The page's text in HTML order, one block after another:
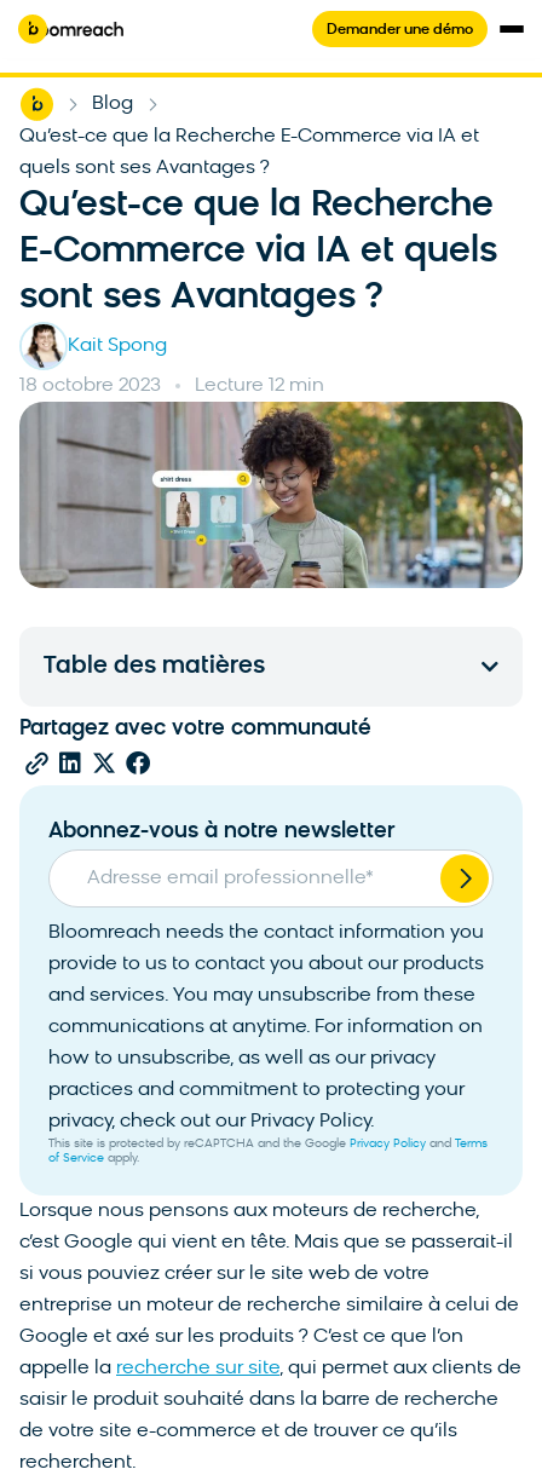
Demander une démo
Home Blog
Qu’est-ce que la Recherche E-Commerce via IA et
quels sont ses Avantages ?
Qu’est-ce que la Recherche
E-Commerce via IA et quels
sont ses Avantages ?
Kait Spong
18 octobre 2023 Lecture 12 min
Lorsque nous pensons aux moteurs de recherche,
c’est Google qui vient en tête. Mais que se passerait-il
si vous pouviez créer sur le site web de votre
entreprise un moteur de recherche similaire à celui de
Google et axé sur les produits ? C’est ce que l’on
appelle la recherche sur site, qui permet aux clients de
saisir le produit souhaité dans la barre de recherche
de votre site e-commerce et de trouver ce qu’ils
recherchent.
Table des matières
Partagez avec votre communauté
Abonnez-vous à notre newsletter
Adresse email professionnelle*
Bloomreach needs the contact information you
provide to us to contact you about our products
and services. You may unsubscribe from these
communications at anytime. For information on
how to unsubscribe, as well as our privacy
practices and commitment to protecting your
privacy, check out our Privacy Policy.
This site is protected by reCAPTCHA and the Google Privacy Policy and Terms
of Service apply.